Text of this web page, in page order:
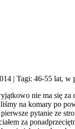
| Tagi: 46-55 lat, w
nie ma się za
na komary po
pytanie ze
za